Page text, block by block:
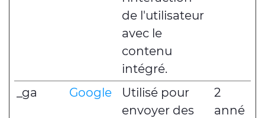
de l'utilisateur
avec le
contenu
intégré.
_ga Google
Utilisé pour
envoyer des
2
anné